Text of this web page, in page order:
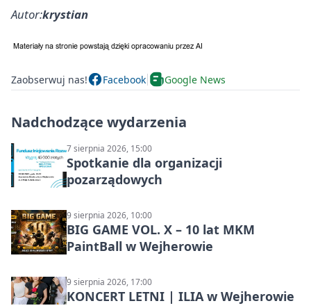
Autor:krystian
Zaobserwuj nas! Facebook Google News
Nadchodzące wydarzenia
7 sierpnia 2026, 15:00
Spotkanie dla organizacji
pozarządowych
9 sierpnia 2026, 10:00
BIG GAME VOL. X – 10 lat MKM
PaintBall w Wejherowie
9 sierpnia 2026, 17:00
KONCERT LETNI | ILIA w Wejherowie